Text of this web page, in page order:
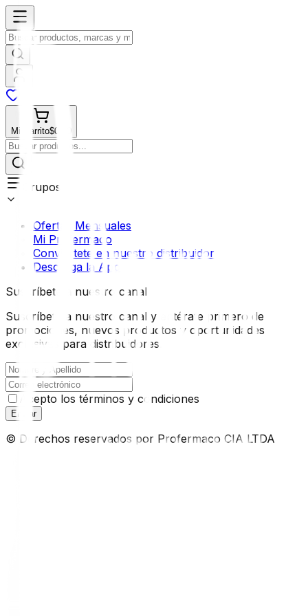
Mi Carrito$0.00
Grupos
Ofertas Mensuales
Mi Profermaco
Conviértete en nuestro distribuidor
Descarga la App
Suscríbete a nuestro canal
Suscríbete a nuestro canal y entérate primero de
promociones, nuevos productos y oportunidades
exclusivas para distribuidores.
Acepto los términos y condiciones
Enviar
© Derechos reservados por Profermaco CIA LTDA